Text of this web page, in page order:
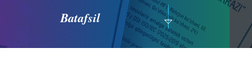
Batafsil